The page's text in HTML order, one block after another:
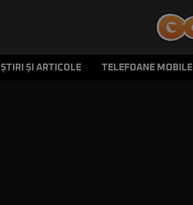
ȘTIRI ȘI ARTICOLE TELEFOANE MOBILE